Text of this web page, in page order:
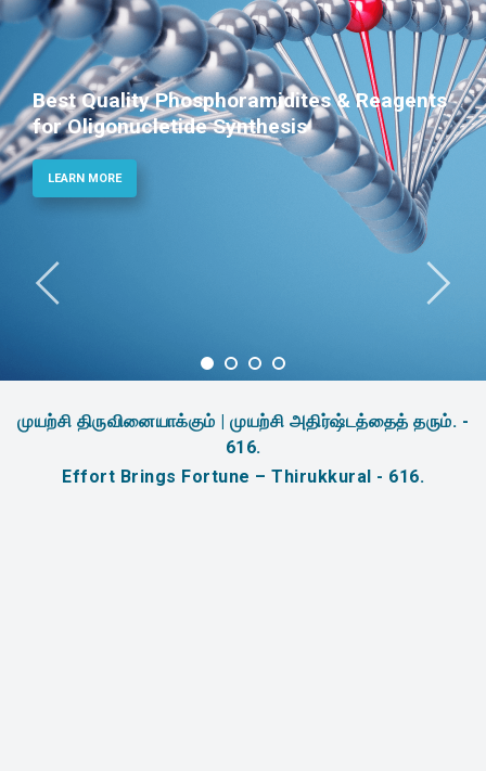
Phosphoramidites for Diagnostic
Therapeutic Applications
முயற்சி திருவினையாக்கும் | முயற்சி அதிர்ஷ்டத்தைத் தரும். -
616.
Effort Brings Fortune – Thirukkural - 616.